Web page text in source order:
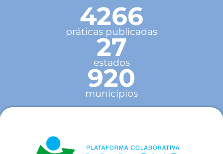
4266
práticas publicadas
27
estados
920
municípios